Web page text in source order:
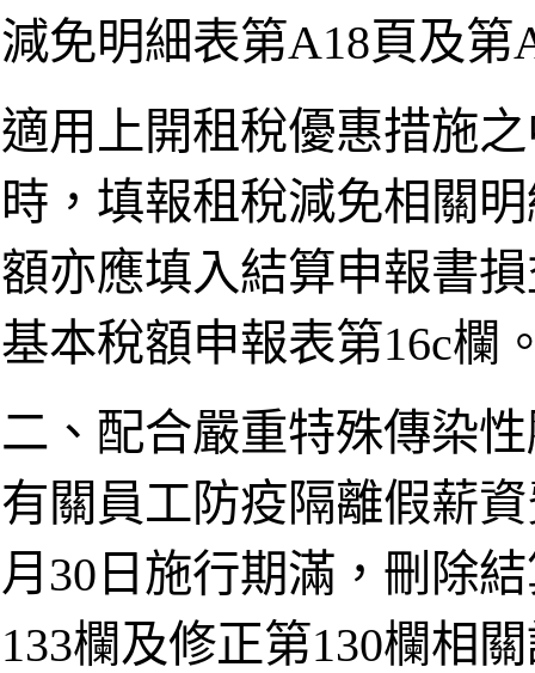
減免明細表第A18頁及第
適用上開租稅優惠措施
時，填報租稅減免相關
額亦應填入結算申報書
基本稅額申報表第16c欄
二、配合嚴重特殊傳染
有關員工防疫隔離假薪
月30日施行期滿，刪除
133欄及修正第130欄相